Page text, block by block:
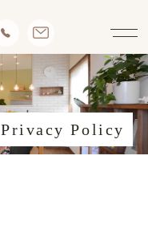
Privacy Policy